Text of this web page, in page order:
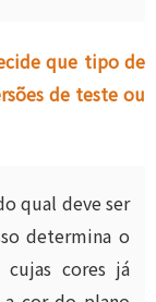
que tipo de
de teste ou
qual deve ser
determina o
cores já